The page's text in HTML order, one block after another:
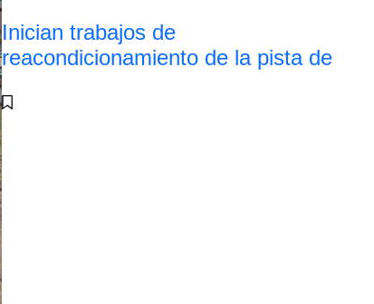
Inician trabajos de
reacondicionamiento de la pista de